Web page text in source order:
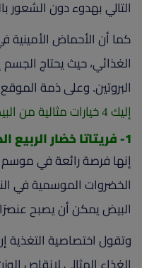
التالي بهدوء دون الشعور
كما أن الأحماض الأمينية
الغذائي، حيث يحتاج
البروتين. وعلى ذمة
إليك 4 خيارات مثالية من البيض يمكنك تناولها على السحور:
1- فريتاتا خضار الربيع الصحية
إنها فرصة رائعة في موسم
الخضروات الموسمية في
البيض يمكن أن يصبح
وتقول اختصاصية التغذية
الغذاء المثالي لإنقاص